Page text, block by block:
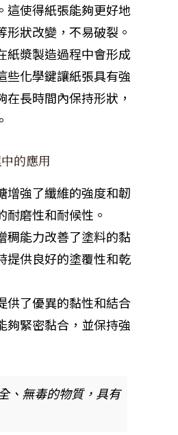
這使得紙張能夠更好地
形狀改變，不易破裂。
紙漿製造過程中會形成
些化學鍵讓紙張具有強
在長時間內保持形狀，
的應用
增強了纖維的強度和韌
耐磨性和耐候性。
稠能力改善了塗料的黏
提供良好的塗覆性和乾
供了優異的黏性和結合
夠緊密黏合，並保持強
、無毒的物質，具有